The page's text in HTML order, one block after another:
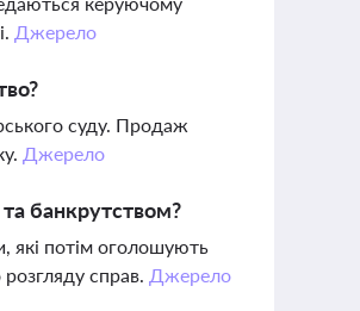
Джерело
суду. Продаж
Джерело
банкрутством?
які потім оголошують
справ. Джерело